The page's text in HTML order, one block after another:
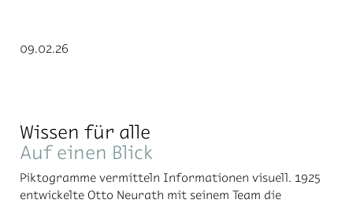
09.02.26
Wissen für alle
Auf einen Blick
Piktogramme vermitteln Informationen visuell. 1925
entwickelte Otto Neurath mit seinem Team die